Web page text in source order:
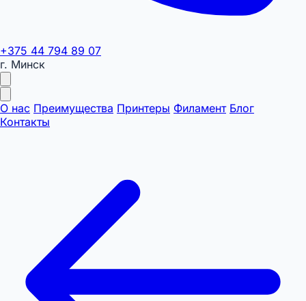
+375 44 794 89 07
г. Минск
О нас Преимущества Принтеры Филамент Блог
Контакты